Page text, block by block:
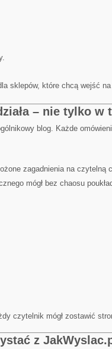
sklepów, które chcą wejść
– nie tylko w
blog. Każde
zagadnienia na czytelną
mógł bez chaosu
czytelnik mógł zostawić
z